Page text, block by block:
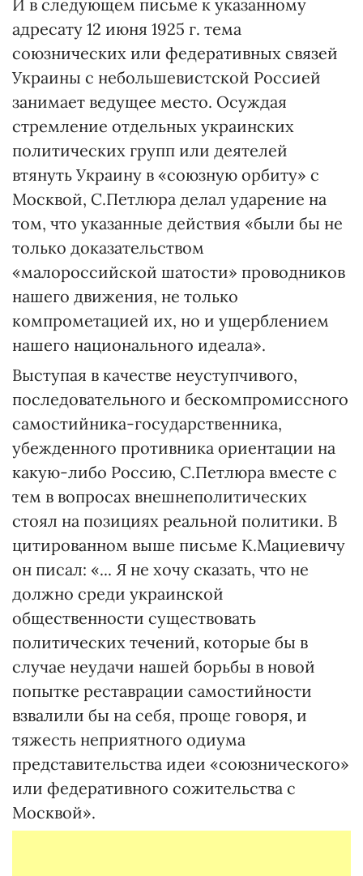
И в следующем письме к указанному
адресату 12 июня 1925 г. тема
союзнических или федеративных связей
Украины с небольшевистской Россией
занимает ведущее место. Осуждая
стремление отдельных украинских
политических групп или деятелей
втянуть Украину в «союзную орбиту» с
Москвой, С.Петлюра делал ударение на
том, что указанные действия «были бы не
только доказательством
«малороссийской шатости» проводников
нашего движения, не только
компрометацией их, но и ущерблением
нашего национального идеала».
Выступая в качестве неуступчивого,
последовательного и бескомпромиссного
самостийника-государственника,
убежденного противника ориентации на
какую-либо Россию, С.Петлюра вместе с
тем в вопросах внешнеполитических
стоял на позициях реальной политики. В
цитированном выше письме К.Мациевичу
он писал: «... Я не хочу сказать, что не
должно среди украинской
общественности существовать
политических течений, которые бы в
случае неудачи нашей борьбы в новой
попытке реставрации самостийности
взвалили бы на себя, проще говоря, и
тяжесть неприятного одиума
представительства идеи «союзнического»
или федеративного сожительства с
Москвой».